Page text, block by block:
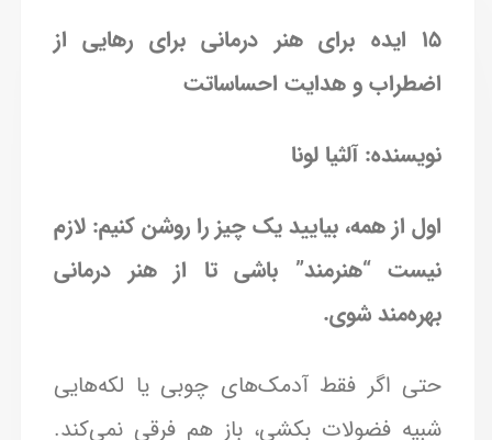
15 ایده برای هنر درمانی برای رهایی از
اضطراب و هدایت احساساتت
نویسنده: آلثیا لونا
اول از همه، بیایید یک چیز را روشن کنیم: لازم
نیست “هنرمند” باشی تا از هنر درمانی
بهره‌مند شوی.
حتی اگر فقط آدمک‌های چوبی یا لکه‌هایی
شبیه فضولات بکشی، باز هم فرقی نمی‌کند.